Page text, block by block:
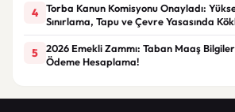
4
Torba Kanun Komisyonu Onayladı:
Sınırlama, Tapu ve Çevre Yasasında
5
2026 Emekli Zammı: Taban Maaş
Ödeme Hesaplama!